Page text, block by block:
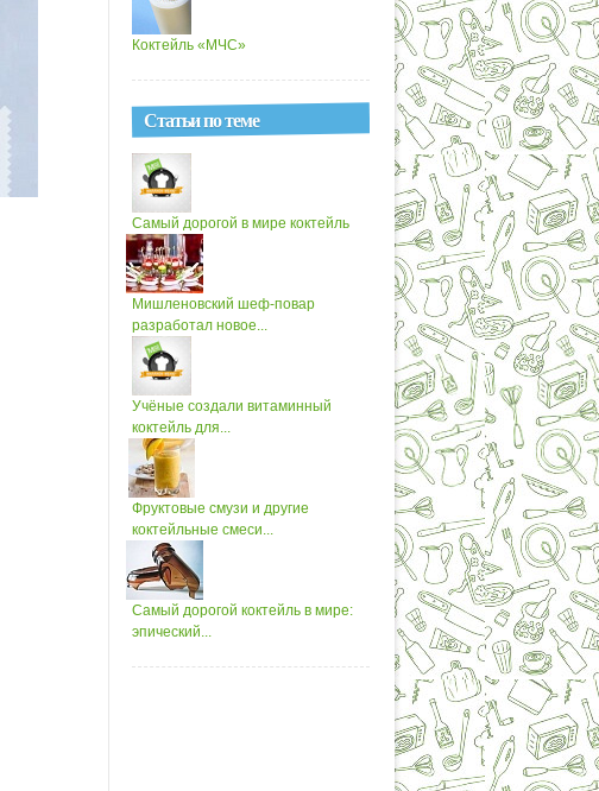
Коктейль «МЧС»
Статьи по теме
Самый дорогой в мире коктейль
Мишленовский шеф-повар
разработал новое...
Учёные создали витаминный
коктейль для...
Фруктовые смузи и другие
коктейльные смеси...
Самый дорогой коктейль в мире:
эпический...